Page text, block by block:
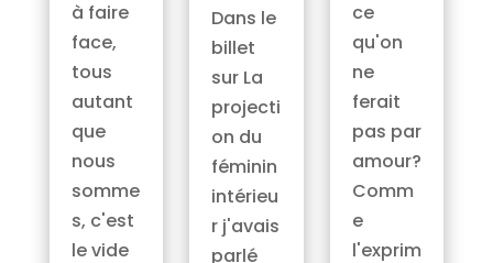
à faire
face,
tous
autant
que
nous
somme
s, c'est
le vide
Dans le
billet
sur La
projecti
on du
féminin
intérieu
r j'avais
parlé
ce
qu'on
ne
ferait
pas par
amour?
Comm
e
l'exprim